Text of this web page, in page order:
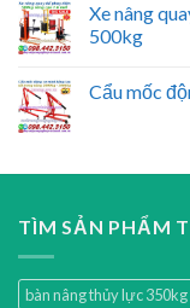
Xe nâng
500kg
Cẩu mốc
TÌM SẢN PHẨM
bàn nâng thủy lực